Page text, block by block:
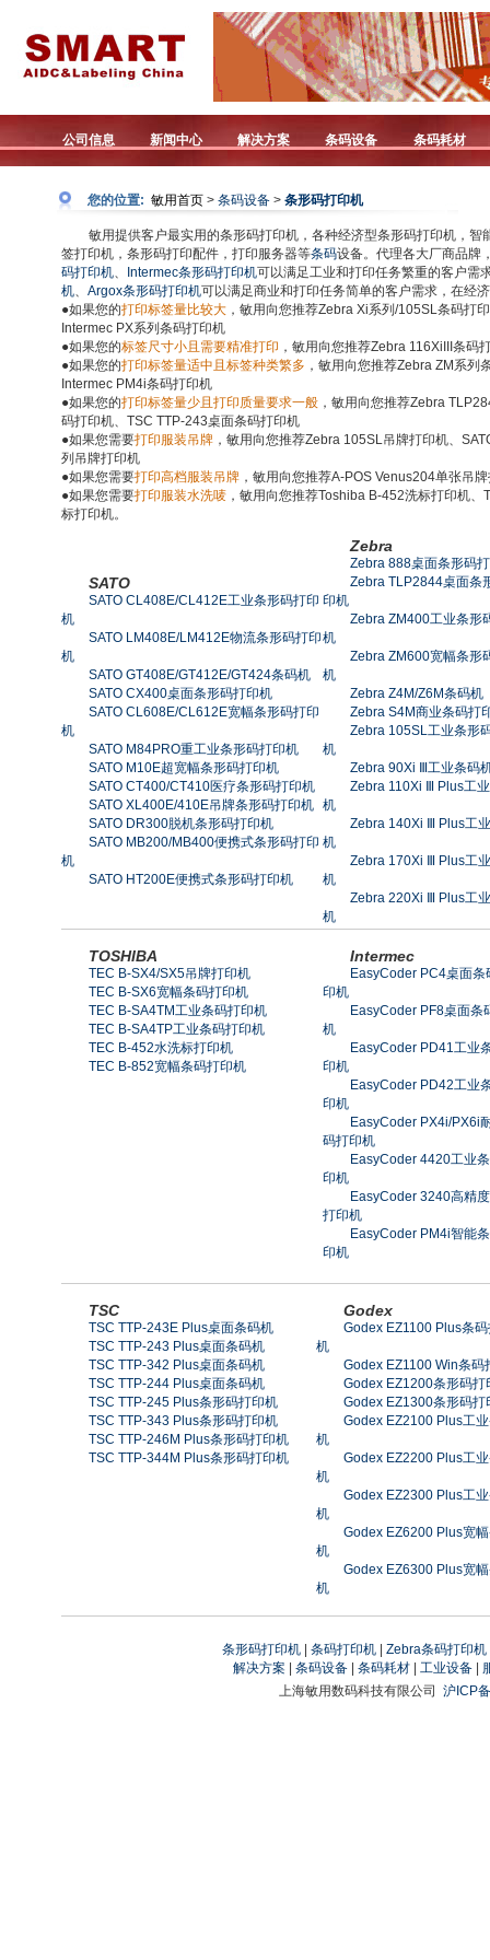
公司信息 新闻中心 解决方案 条码设备 条码耗材
您的位置: 敏用首页 > 条码设备 > 条形码打印机
敏用提供客户最实用的条形码打印机，各种经济型条形码打印机，
签打印机，条形码打印配件，打印服务器等条码设备。代理各大厂商品牌
码打印机、 Intermec条形码打印机可以满足工业和打印任务繁重的客户需
机、 Argox条形码打印机可以满足商业和打印任务简单的客户需求，在经
●如果您的打印标签量比较大 ，敏用向您推荐Zebra Xi系列/105SL条码打
Intermec PX系列条码打印机
●如果您的标签尺寸小且需要精准打印 ，敏用向您推荐Zebra 116XiIII条码
●如果您的打印标签量适中且标签种类繁多 ，敏用向您推荐Zebra ZM系列
Intermec PM4i条码打印机
●如果您的打印标签量少且打印质量要求一般 ，敏用向您推荐Zebra
码打印机、TSC TTP-243桌面条码打印机
●如果您需要打印服装吊牌 ，敏用向您推荐Zebra 105SL吊牌打印机、
列吊牌打印机
●如果您需要打印高档服装吊牌 ，敏用向您推荐A-POS Venus204单张吊
●如果您需要打印服装水洗唛 ，敏用向您推荐Toshiba B-452洗标打印机
标打印机。
SATO
SATO CL408E/CL412E工业条形码打印
机
SATO LM408E/LM412E物流条形码打印
机
SATO GT408E/GT412E/GT424条码机
SATO CX400桌面条形码打印机
SATO CL608E/CL612E宽幅条形码打印
机
SATO M84PRO重工业条形码打印机
SATO M10E超宽幅条形码打印机
SATO CT400/CT410医疗条形码打印机
SATO XL400E/410E吊牌条形码打印机
SATO DR300脱机条形码打印机
SATO MB200/MB400便携式条形码打印
机
SATO HT200E便携式条形码打印机
Zebra
Zebra 888桌面条形码
Zebra TLP2844桌面条
印机
Zebra ZM400工业条形
机
Zebra ZM600宽幅条形
机
Zebra Z4M/Z6M条码机
Zebra S4M商业条码打
Zebra 105SL工业条形
机
Zebra 90Xi Ⅲ工业条码
Zebra 110Xi Ⅲ Plus工
机
Zebra 140Xi Ⅲ Plus工
机
Zebra 170Xi Ⅲ Plus工
机
Zebra 220Xi Ⅲ Plus工
机
TOSHIBA
TEC B-SX4/SX5吊牌打印机
TEC B-SX6宽幅条码打印机
TEC B-SA4TM工业条码打印机
TEC B-SA4TP工业条码打印机
TEC B-452水洗标打印机
TEC B-852宽幅条码打印机
Intermec
EasyCoder PC4桌面条
印机
EasyCoder PF8桌面条
机
EasyCoder PD41工业
印机
EasyCoder PD42工业
印机
EasyCoder PX4i/PX6i
码打印机
EasyCoder 4420工业
印机
EasyCoder 3240高精
打印机
EasyCoder PM4i智能
印机
TSC
TSC TTP-243E Plus桌面条码机
TSC TTP-243 Plus桌面条码机
TSC TTP-342 Plus桌面条码机
TSC TTP-244 Plus桌面条码机
TSC TTP-245 Plus条形码打印机
TSC TTP-343 Plus条形码打印机
TSC TTP-246M Plus条形码打印机
TSC TTP-344M Plus条形码打印机
Godex
Godex EZ1100 Plus条
机
Godex EZ1100 Win条码
Godex EZ1200条形码打
Godex EZ1300条形码打
Godex EZ2100 Plus工
机
Godex EZ2200 Plus工
机
Godex EZ2300 Plus工
机
Godex EZ6200 Plus宽
机
Godex EZ6300 Plus宽
机
条形码打印机 条码打印机 Zebra条码打印机
解决方案
条码设备 条码耗材 工业设备
上海敏用数码科技有限公司 沪ICP